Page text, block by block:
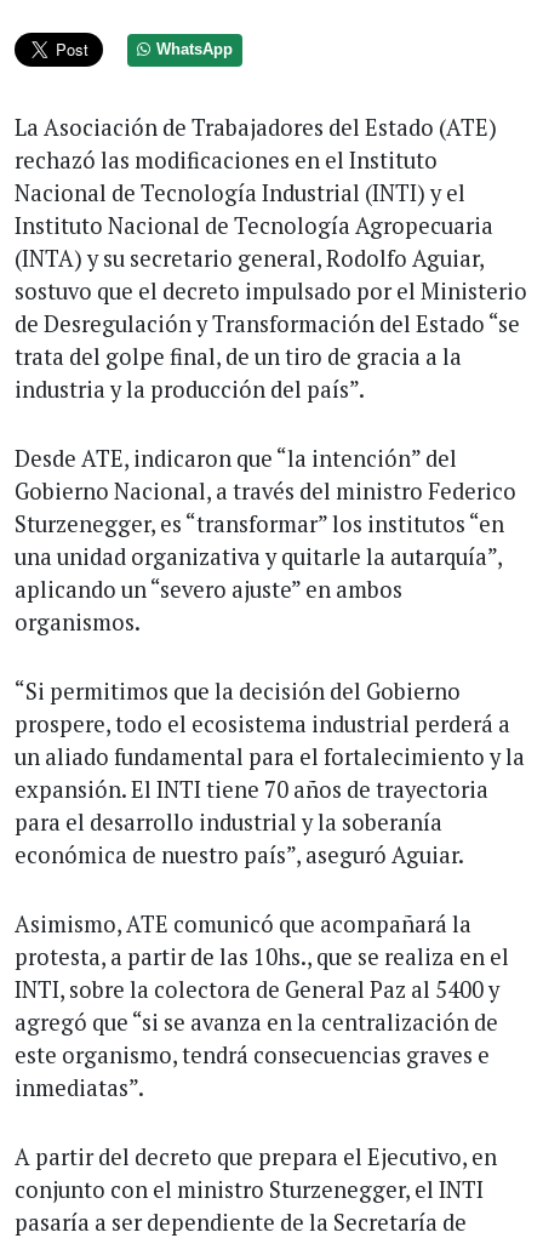
WhatsApp
La Asociación de Trabajadores del Estado (ATE)
rechazó las modificaciones en el Instituto
Nacional de Tecnología Industrial (INTI) y el
Instituto Nacional de Tecnología Agropecuaria
(INTA) y su secretario general, Rodolfo Aguiar,
sostuvo que el decreto impulsado por el Ministerio
de Desregulación y Transformación del Estado “se
trata del golpe final, de un tiro de gracia a la
industria y la producción del país”.
Desde ATE, indicaron que “la intención” del
Gobierno Nacional, a través del ministro Federico
Sturzenegger, es “transformar” los institutos “en
una unidad organizativa y quitarle la autarquía”,
aplicando un “severo ajuste” en ambos
organismos.
“Si permitimos que la decisión del Gobierno
prospere, todo el ecosistema industrial perderá a
un aliado fundamental para el fortalecimiento y la
expansión. El INTI tiene 70 años de trayectoria
para el desarrollo industrial y la soberanía
económica de nuestro país”, aseguró Aguiar.
Asimismo, ATE comunicó que acompañará la
protesta, a partir de las 10hs., que se realiza en el
INTI, sobre la colectora de General Paz al 5400 y
agregó que “si se avanza en la centralización de
este organismo, tendrá consecuencias graves e
inmediatas”.
A partir del decreto que prepara el Ejecutivo, en
conjunto con el ministro Sturzenegger, el INTI
pasaría a ser dependiente de la Secretaría de